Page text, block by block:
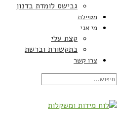
גבישס לומדת בדנון
מטיילת
מי אני
קצת עלי
בתקשורת וברשת
צרו קשר